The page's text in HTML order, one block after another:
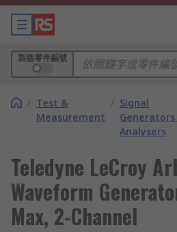
製造零件編號
/ Test &
Measurement
/ Signal
Analysers
Teledyne LeCroy
Waveform
Max, 2-Channel